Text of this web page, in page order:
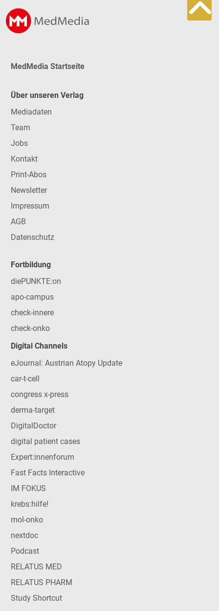
MedMedia Startseite
Über unseren Verlag
Mediadaten
Team
Jobs
Kontakt
Print-Abos
Newsletter
Impressum
AGB
Datenschutz
Fortbildung
diePUNKTE:on
apo-campus
check-innere
check-onko
Digital Channels
eJournal: Austrian Atopy Update
car-t-cell
congress x-press
derma-target
DigitalDoctor
digital patient cases
Expert:innenforum
Fast Facts Interactive
IM FOKUS
krebs:hilfe!
mol-onko
nextdoc
Podcast
RELATUS MED
RELATUS PHARM
Study Shortcut